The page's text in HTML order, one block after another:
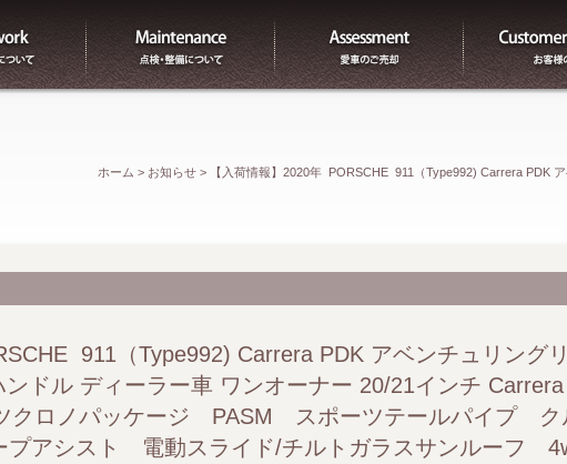
板金 整備 買取
ホーム > お知らせ > 【入荷情報】2020年 PORSCHE 911（Type992) Carrera PDK
911（Type992) Carrera PDK アベンチュリング
ドル ディーラー車 ワンオーナー 20/21インチ Carrera
クロノパッケージ PASM スポーツテールパイプ ク
アシスト 電動スライド/チルトガラスサンルーフ